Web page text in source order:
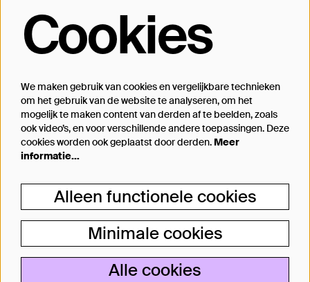
Op de hoogte blijven?
Inschrijven
Steun Theater Bellevue
Je kunt Theater Bellevue ook steunen, van
een kleine donatie bij aankoop van jouw
kaartje tot aan particulier producent.
Lees meer
Cookies
We maken gebruik van cookies en vergelijkbare technieken
om het gebruik van de website te analyseren, om het
mogelijk te maken content van derden af te beelden, zoals
ook video’s, en voor verschillende andere toepassingen. Deze
cookies worden ook geplaatst door derden. Meer
informatie…
Alleen functionele cookies
Minimale cookies
Alle cookies